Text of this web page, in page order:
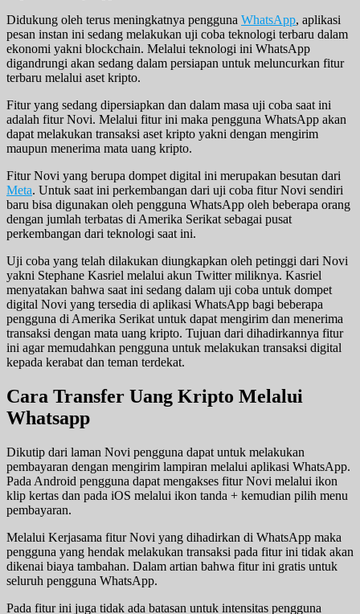
Didukung oleh terus meningkatnya pengguna WhatsApp, aplikasi
pesan instan ini sedang melakukan uji coba teknologi terbaru dalam
ekonomi yakni blockchain. Melalui teknologi ini WhatsApp
digandrungi akan sedang dalam persiapan untuk meluncurkan fitur
terbaru melalui aset kripto.
Fitur yang sedang dipersiapkan dan dalam masa uji coba saat ini
adalah fitur Novi. Melalui fitur ini maka pengguna WhatsApp akan
dapat melakukan transaksi aset kripto yakni dengan mengirim
maupun menerima mata uang kripto.
Fitur Novi yang berupa dompet digital ini merupakan besutan dari
Meta. Untuk saat ini perkembangan dari uji coba fitur Novi sendiri
baru bisa digunakan oleh pengguna WhatsApp oleh beberapa orang
dengan jumlah terbatas di Amerika Serikat sebagai pusat
perkembangan dari teknologi saat ini.
Uji coba yang telah dilakukan diungkapkan oleh petinggi dari Novi
yakni Stephane Kasriel melalui akun Twitter miliknya. Kasriel
menyatakan bahwa saat ini sedang dalam uji coba untuk dompet
digital Novi yang tersedia di aplikasi WhatsApp bagi beberapa
pengguna di Amerika Serikat untuk dapat mengirim dan menerima
transaksi dengan mata uang kripto. Tujuan dari dihadirkannya fitur
ini agar memudahkan pengguna untuk melakukan transaksi digital
kepada kerabat dan teman terdekat.
Cara Transfer Uang Kripto Melalui
Whatsapp
Dikutip dari laman Novi pengguna dapat untuk melakukan
pembayaran dengan mengirim lampiran melalui aplikasi WhatsApp.
Pada Android pengguna dapat mengakses fitur Novi melalui ikon
klip kertas dan pada iOS melalui ikon tanda + kemudian pilih menu
pembayaran.
Melalui Kerjasama fitur Novi yang dihadirkan di WhatsApp maka
pengguna yang hendak melakukan transaksi pada fitur ini tidak akan
dikenai biaya tambahan. Dalam artian bahwa fitur ini gratis untuk
seluruh pengguna WhatsApp.
Pada fitur ini juga tidak ada batasan untuk intensitas pengguna